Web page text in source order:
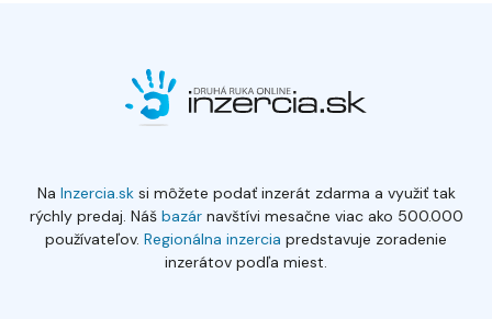
Na Inzercia.sksi môžete podať inzerát zdarma a využiť tak
rýchly predaj. Náš bazárnavštívi mesačne viac ako 500.000
používateľov. Regionálna inzercia predstavuje zoradenie
inzerátov podľa miest.